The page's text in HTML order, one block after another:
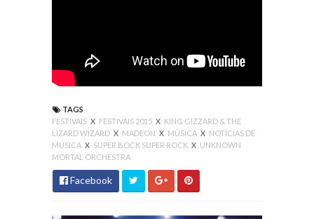
TAGS
FESTIVAIS X FESTIVAIS 2015 X KING GIZZARD & THE
LIZARD WIZARD X MADEON X MÚSICA X NOTÍCIAS DE
MÚSICA X SUPER BOCK SUPER ROCK X UNKNOWN
MORTAL ORCHESTRA
Facebook